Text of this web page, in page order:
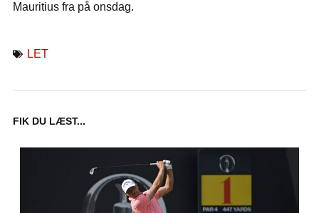
Mauritius fra på onsdag.
LET
FIK DU LÆST...